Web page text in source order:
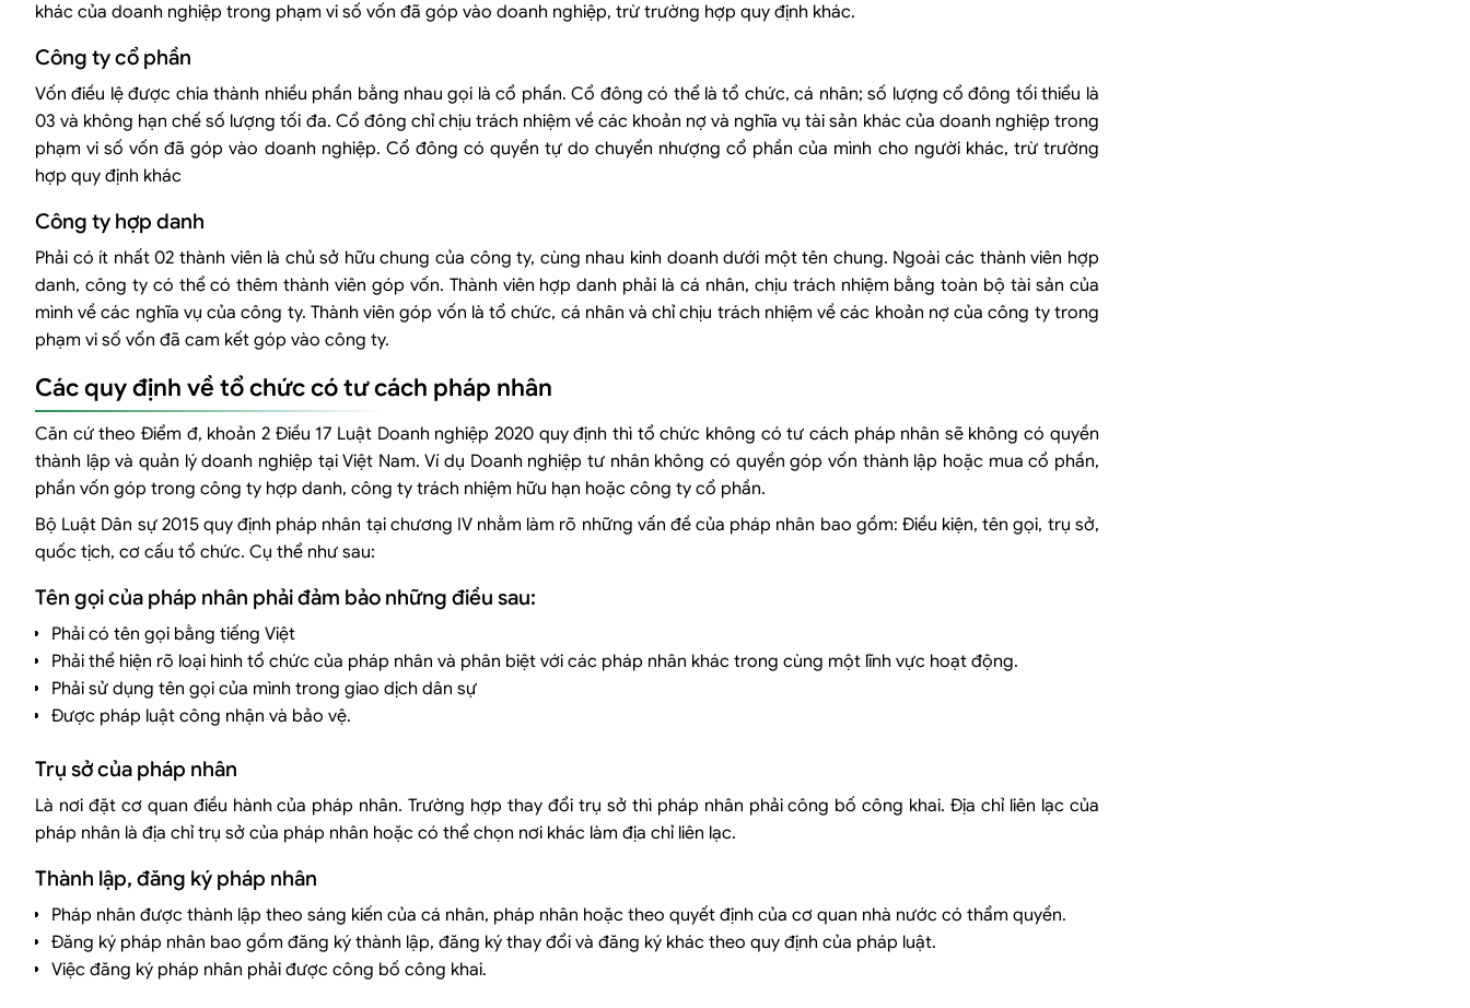
khác của doanh nghiệp trong phạm vi số vốn đã góp vào doanh nghiệp, trừ trường hợp quy định khác.
Công ty cổ phần
Vốn điều lệ được chia thành nhiều phần bằng nhau gọi là cổ phần. Cổ đông có thể là tổ chức, cá nhân; số lượng cổ đông tối thiểu là
03 và không hạn chế số lượng tối đa. Cổ đông chỉ chịu trách nhiệm về các khoản nợ và nghĩa vụ tài sản khác của doanh nghiệp trong
phạm vi số vốn đã góp vào doanh nghiệp. Cổ đông có quyền tự do chuyển nhượng cổ phần của mình cho người khác, trừ trường
hợp quy định khác
Công ty hợp danh
Phải có ít nhất 02 thành viên là chủ sở hữu chung của công ty, cùng nhau kinh doanh dưới một tên chung. Ngoài các thành viên hợp
danh, công ty có thể có thêm thành viên góp vốn. Thành viên hợp danh phải là cá nhân, chịu trách nhiệm bằng toàn bộ tài sản của
mình về các nghĩa vụ của công ty. Thành viên góp vốn là tổ chức, cá nhân và chỉ chịu trách nhiệm về các khoản nợ của công ty trong
phạm vi số vốn đã cam kết góp vào công ty.
Các quy định về tổ chức có tư cách pháp nhân
Căn cứ theo Điểm đ, khoản 2 Điều 17 Luật Doanh nghiệp 2020 quy định thì tổ chức không có tư cách pháp nhân sẽ không có quyền
thành lập và quản lý doanh nghiệp tại Việt Nam. Ví dụ Doanh nghiệp tư nhân không có quyền góp vốn thành lập hoặc mua cổ phần,
phần vốn góp trong công ty hợp danh, công ty trách nhiệm hữu hạn hoặc công ty cổ phần.
Bộ Luật Dân sự 2015 quy định pháp nhân tại chương IV nhằm làm rõ những vấn đề của pháp nhân bao gồm: Điều kiện, tên gọi, trụ sở,
quốc tịch, cơ cấu tổ chức. Cụ thể như sau:
Tên gọi của pháp nhân phải đảm bảo những điều sau:
Phải có tên gọi bằng tiếng Việt
Phải thể hiện rõ loại hình tổ chức của pháp nhân và phân biệt với các pháp nhân khác trong cùng một lĩnh vực hoạt động.
Phải sử dụng tên gọi của mình trong giao dịch dân sự
Được pháp luật công nhận và bảo vệ.
Trụ sở của pháp nhân
Là nơi đặt cơ quan điều hành của pháp nhân. Trường hợp thay đổi trụ sở thì pháp nhân phải công bố công khai. Địa chỉ liên lạc của
pháp nhân là địa chỉ trụ sở của pháp nhân hoặc có thể chọn nơi khác làm địa chỉ liên lạc.
Thành lập, đăng ký pháp nhân
Pháp nhân được thành lập theo sáng kiến của cá nhân, pháp nhân hoặc theo quyết định của cơ quan nhà nước có thẩm quyền.
Đăng ký pháp nhân bao gồm đăng ký thành lập, đăng ký thay đổi và đăng ký khác theo quy định của pháp luật.
Việc đăng ký pháp nhân phải được công bố công khai.